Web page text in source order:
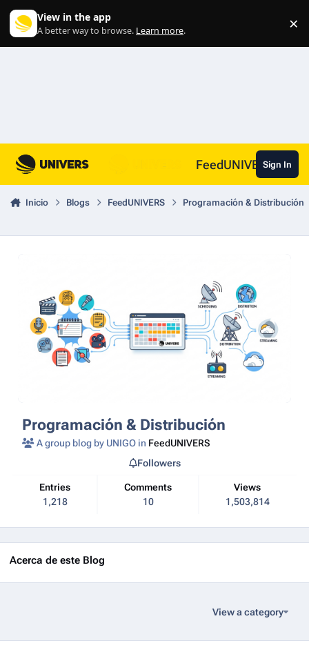
View in the app
A better way to browse. Learn more. ×
FeedUNIVERSSign In
Inicio Blogs FeedUNIVERS Programación & Distribución
Programación & Distribución
A group blog by UNIGO in FeedUNIVERS
Entries
1,218
Comments
10
Views
1,503,814
Followers
Acerca de este Blog
View a category